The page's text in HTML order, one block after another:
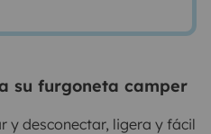
su furgoneta camper
y desconectar, ligera y fácil